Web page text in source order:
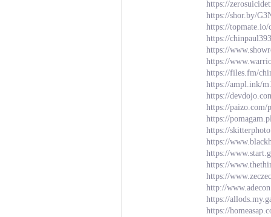
https://
https://shor.by/
https://topmate.io/
https://
https://
https://
https://files.fm/
https://ampl.ink/
https://
https://paizo.com/
https://
https://
https://
https://
https://
https://
http://
https://
https://